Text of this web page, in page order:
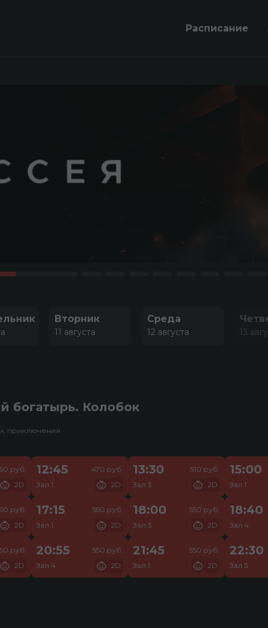
Расписание
Вторник
11 августа
Среда
12 августа 13
богатырь. Колобок
приключения
руб.
2D
12:45
Зал 1
470 руб.
2D
13:30
Зал 3
510 руб.
2D
15:00
Зал 1
руб.
2D
17:15
Зал 1
550 руб.
2D
18:00
Зал 3
550 руб.
2D
18:40
Зал 4
руб.
2D
20:55
Зал 4
550 руб.
2D
21:45
Зал 1
550 руб.
2D
22:30
Зал 3